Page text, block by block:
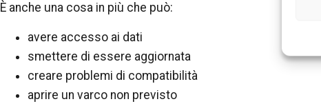
È anche una cosa in più che può:
avere accesso ai dati
smettere di essere aggiornata
creare problemi di compatibilità
aprire un varco non previsto